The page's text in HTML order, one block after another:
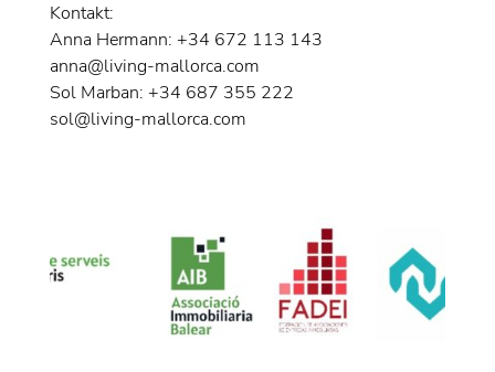
Kontakt:
Anna Hermann: +34 672 113 143
anna@living-mallorca.com
Sol Marban: +34 687 355 222
sol@living-mallorca.com